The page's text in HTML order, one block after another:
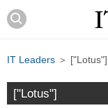
IT Leaders ＞ ["Lotus"]
["Lotus"]